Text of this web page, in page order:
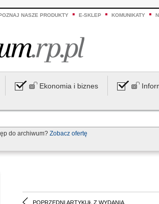
NASZE PRODUKTY E-SKLEP KOMUNIKATY
Ekonomia i biznes
do archiwum? Zobacz ofertę
POPRZEDNI ARTYKUŁ Z WYDANIA